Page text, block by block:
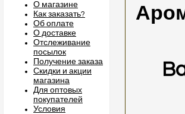
О магазине
Как заказать?
Об оплате
О доставке
Отслеживание
посылок
Получение заказа
Скидки и акции
магазина
Для оптовых
покупателей
Условия